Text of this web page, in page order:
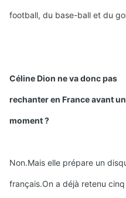
football, du base-ball et du
Céline Dion ne va donc pas
rechanter en France avant un
moment ?
Non.Mais elle prépare un
français.On a déjà retenu